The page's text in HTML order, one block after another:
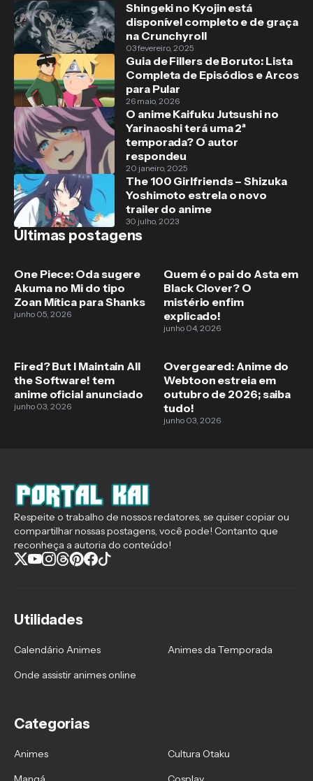
Shingeki no Kyojin está
disponível completo e de graça
na Crunchyroll
03 fevereiro, 2025
Guia de Fillers de Boruto: Lista
Completa de Episódios e Arcos
para Pular
26 maio, 2026
O anime Kaifuku Jutsushi no
Yarinaoshi terá uma 2ª
temporada? O autor
respondeu
20 janeiro, 2025
The 100 Girlfriends – Shizuka
Yoshimoto estrela o novo
trailer do anime
30 julho, 2023
Últimas postagens
One Piece: Oda sugere
Akuma no Mi do tipo
Zoan Mítica para Shanks
junho 05, 2026
Quem é o pai do Asta em
Black Clover? O
mistério enfim
explicado!
junho 04, 2026
Fired? But I Maintain All
the Software! tem
anime oficial anunciado
junho 03, 2026
Overgeared: Anime do
Webtoon estreia em
outubro de 2026; saiba
tudo!
junho 03, 2026
Respeite o trabalho de nossos redatores, se quiser copiar ou
compartilhar nossas postagens, você pode! Contanto que
reconheça a autoria do conteúdo!
Utilidades
Calendário Animes
Animes da Temporada
Onde assistir animes online
Categorias
Animes
Cultura Otaku